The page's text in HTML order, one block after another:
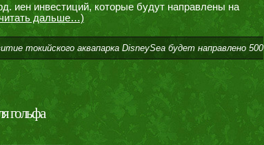
иен инвестиций, которые будут направлены на
дальше…)
токийского аквапарка DisneySea будет направлено 500
гольфа